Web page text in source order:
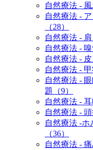
自然療法 -
自然療法 -
（28）
自然療法 -
自然療法 - 嗅
自然療法 -
自然療法 - 甲
自然療法 -
題（9）
自然療法 -
自然療法 - 頭
自然療法 -
（36）
自然療法 -